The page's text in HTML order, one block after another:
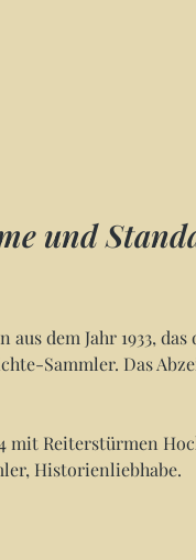
und
dem Jahr 1933,
Sammler. Das
mit Reiterstürmen
Historienliebhabe.